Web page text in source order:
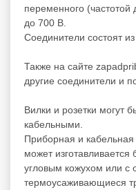
переменного
до 700 В.
Соединители состоят из
Также на сайте
другие соединители и
Вилки и розетки могут
кабельными.
Приборная и
может
угловым кожухом или с
термоусаживающиеся